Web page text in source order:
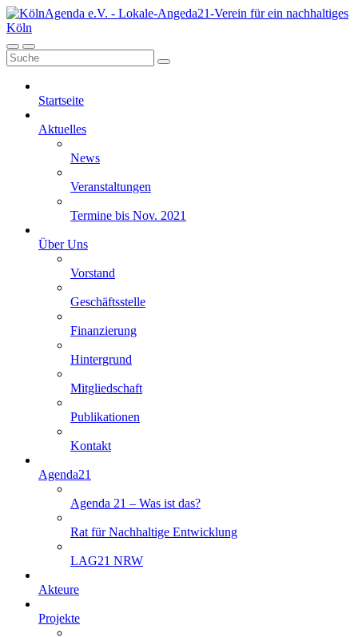
Startseite
Aktuelles
News
Veranstaltungen
Termine bis Nov. 2021
Über Uns
Vorstand
Geschäftsstelle
Finanzierung
Hintergrund
Mitgliedschaft
Publikationen
Kontakt
Agenda21
Agenda 21 – Was ist das?
Rat für Nachhaltige Entwicklung
LAG21 NRW
Akteure
Projekte